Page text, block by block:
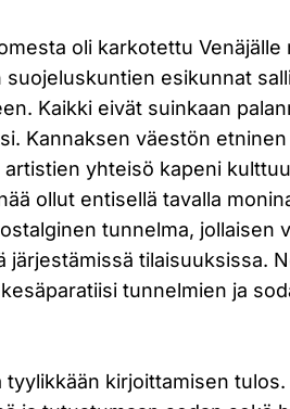
oli karkotettu Venäjälle
suojeluskuntien esikunnat
Kaikki eivät suinkaan
Kannaksen väestön
yhteisö kapeni
ollut entisellä tavalla
tunnelma, jollaisen
tilaisuuksissa.
tunnelmien ja
kirjoittamisen tulos.